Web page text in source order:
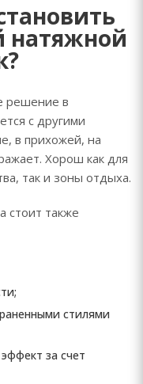
натяжной
решение в
с другими
в прихожей, на
Хорош как для
так и зоны отдыха.
стоит также
стилями
за счет